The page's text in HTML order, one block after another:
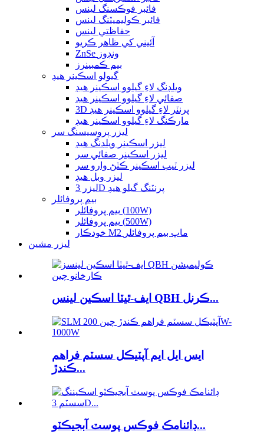
فائبر فوڪسنگ لينس
فائبر ڪوليميٽنگ لينس
حفاظتي لينس
آئيني کي ظاهر ڪريو
ZnSe ونڊوز
بيم ڪمبينرز
گيولو اسڪينر هيڊ
ويلڊنگ لاءِ گيلوو اسڪينر هيڊ
صفائي لاءِ گيلوو اسڪينر هيڊ
3D پرنٽر لاءِ گيلوو اسڪينر هيڊ
مارڪنگ لاءِ گيلوو اسڪينر هيڊ
ليزر پروسيسنگ سر
ليزر اسڪينر ويلڊنگ هيڊ
ليزر اسڪينر صفائي سر
ليزر ٽيب اسڪينر ڪٽڻ وارو سر
ليزر وبل هيڊ
ليزر 3D پرنٽنگ گيلو هيڊ
بيم پروفائلر
بيم پروفائلر (100W)
بيم پروفائلر (500W)
خودڪار M2 ماپ بيم پروفائلر
ليزر مشين
ايف-ٿيٽا اسڪين لينس QBH ڪرنل...
ايس ايل ايم آپٽيڪل سسٽم فراهم
ڪندڙ...
ڊائنامڪ فوڪس پوسٽ آبجيڪٽو...